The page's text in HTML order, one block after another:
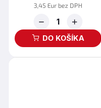
3,45 Eur bez DPH
− +
DO KOŠÍKA